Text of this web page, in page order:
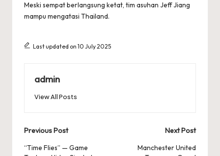
Meski sempat berlangsung ketat, tim asuhan Jeff Jiang
mampu mengatasi Thailand.
Last updated on 10 July 2025
admin
View All Posts
Post
navigation
Previous Post
“Time Flies” — Game
Next Post
Manchester United